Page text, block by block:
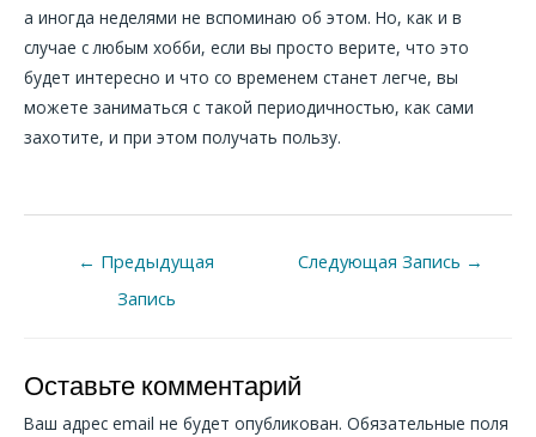
а иногда неделями не вспоминаю об этом. Но, как и в
случае с любым хобби, если вы просто верите, что это
будет интересно и что со временем станет легче, вы
можете заниматься с такой периодичностью, как сами
захотите, и при этом получать пользу.
← Предыдущая
Запись
Следующая Запись →
Оставьте комментарий
Ваш адрес email не будет опубликован. Обязательные поля